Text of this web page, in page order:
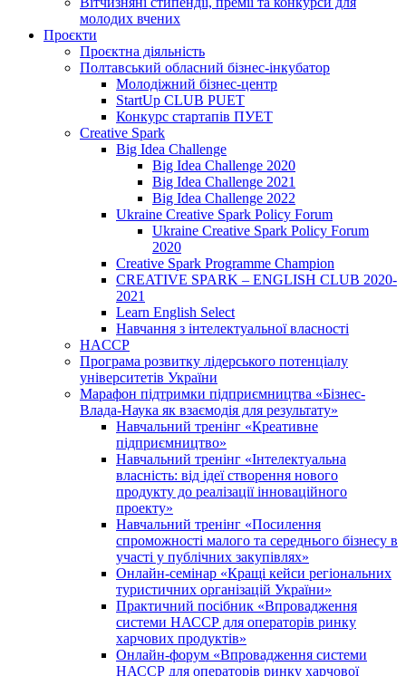
молодих вчених
Проєкти
Проєктна діяльність
Полтавський обласний бізнес-інкубатор
Молодіжний бізнес-центр
StartUp CLUB PUET
Конкурс стартапів ПУЕТ
Creative Spark
Big Idea Challenge
Big Idea Challenge 2020
Big Idea Challenge 2021
Big Idea Challenge 2022
Ukraine Creative Spark Policy Forum
Ukraine Creative Spark Policy Forum
2020
Creative Spark Programme Champion
CREATIVE SPARK – ENGLISH CLUB 2020-
2021
Learn English Select
Навчання з інтелектуальної власності
HACCP
Програма розвитку лідерського потенціалу
університетів України
Марафон підтримки підприємництва «Бізнес-
Влада-Наука як взаємодія для результату»
Навчальний тренінг «Креативне
підприємництво»
Навчальний тренінг «Інтелектуальна
власність: від ідеї створення нового
продукту до реалізації інноваційного
проекту»
Навчальний тренінг «Посилення
спроможності малого та середнього бізнесу в
участі у публічних закупівлях»
Онлайн-семінар «Кращі кейси регіональних
туристичних організацій України»
Практичний посібник «Впровадження
системи НАССР для операторів ринку
харчових продуктів»
Онлайн-форум «Впровадження системи
НАССР для операторів ринку харчової